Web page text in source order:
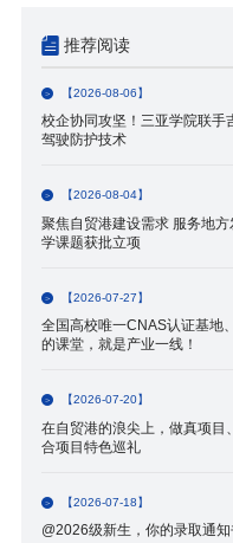
推荐阅读
【2026-08-06】
校企协同攻坚！三亚学院联手
驾驶防护技术
【2026-08-04】
聚焦自贸港建设需求 服务地
学课题获批立项
【2026-07-27】
全国高校唯一CNAS认证基
的课堂，就是产业一线！
【2026-07-20】
在自贸港的浪尖上，做真项目
合项目特色巡礼
【2026-07-18】
@2026级新生，你的录取通知